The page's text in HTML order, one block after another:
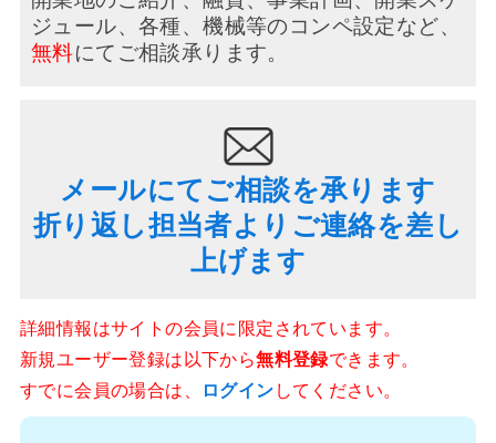
ジュール、 各種、機械等のコンペ設定など、
無料にてご相談承ります。
メールにてご相談を承ります
折り返し担当者よりご連絡を差し
上げます
詳細情報はサイトの会員に限定されています。
新規ユーザー登録は以下から無料登録できます。
すでに会員の場合は、
ログインしてください。